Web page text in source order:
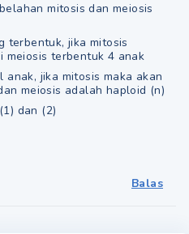
mitosis dan meiosis
terbentuk, jika mitosis
terbentuk 4 anak
anak, jika mitosis maka akan
meiosis adalah haploid (n)
dan (2)
Balas